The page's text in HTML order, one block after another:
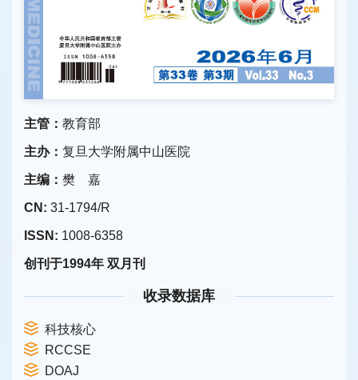
主管： 教育部
主办： 复旦大学附属中山医院
主编： 樊 嘉
CN: 31-1794/R
ISSN: 1008-6358
创刊于1994年 双月刊
收录数据库
科技核心
RCCSE
DOAJ